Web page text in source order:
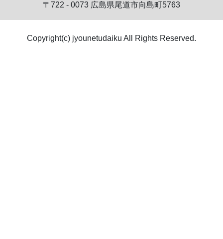
〒722 - 0073 広島県尾道市向島町5763
Copyright(c) jyounetudaiku All Rights Reserved.